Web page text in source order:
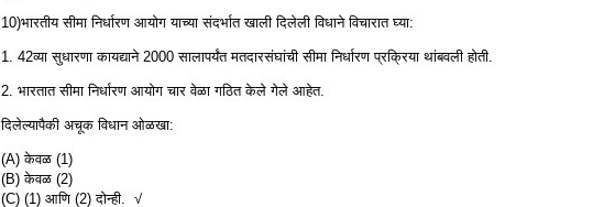
10)भारतीय सीमा निर्धारण आयोग याच्या संदर्भात खाली दिलेली विधाने विचारात घ्या:
1. 42व्या सुधारणा कायद्याने 2000 सालापर्यंत मतदारसंघांची सीमा निर्धारण प्रक्रिया थांबवली होती.
2. भारतात सीमा निर्धारण आयोग चार वेळा गठित केले गेले आहेत.
दिलेल्यापैकी अचूक विधान ओळखा:
(A) केवळ (1)
(B) केवळ (2)
(C) (1) आणि (2) दोन्ही. √